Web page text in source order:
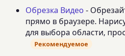
Обрезка Видео -
прямо в браузере.
для выбора области,
Рекомендуемое